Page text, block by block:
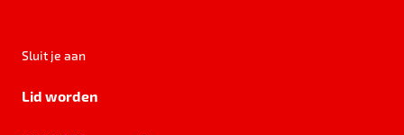
Sluit je aan
Lid worden